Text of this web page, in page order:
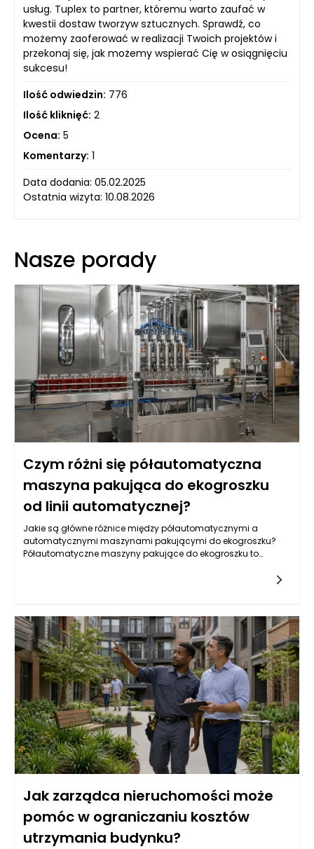
usług. Tuplex to partner, któremu warto zaufać w
kwestii dostaw tworzyw sztucznych. Sprawdź, co
możemy zaoferować w realizacji Twoich projektów i
przekonaj się, jak możemy wspierać Cię w osiągnięciu
sukcesu!
Ilość odwiedzin: 776
Ilość kliknięć: 2
Ocena: 5
Komentarzy: 1
Data dodania: 05.02.2025
Ostatnia wizyta: 10.08.2026
Nasze porady
Czym różni się półautomatyczna
maszyna pakująca do ekogroszku
od linii automatycznej?
Jakie są główne różnice między półautomatycznymi a
automatycznymi maszynami pakującymi do ekogroszku?
Półautomatyczne maszyny pakujące do ekogroszku to
Jak zarządca nieruchomości może
pomóc w ograniczaniu kosztów
utrzymania budynku?